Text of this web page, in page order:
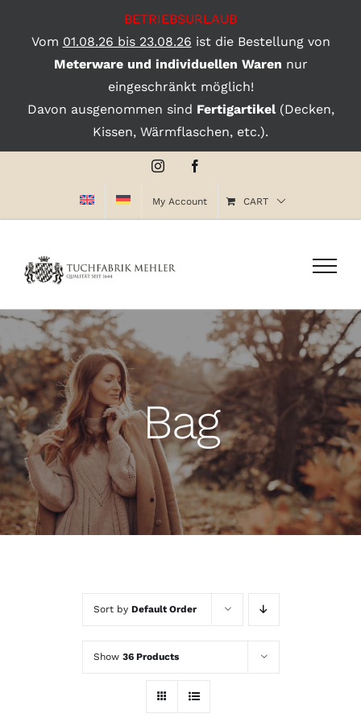
BETRIEBSURLAUB
Vom 01.08.26 bis 23.08.26 ist die Bestellung von
Meterware und individuellen Waren nur
eingeschränkt möglich!
Davon ausgenommen sind Fertigartikel(Decken,
Kissen, Wärmflaschen, etc.).
Instagram
My Account CART
Bag
Sort by Default Order
Show 36 Products